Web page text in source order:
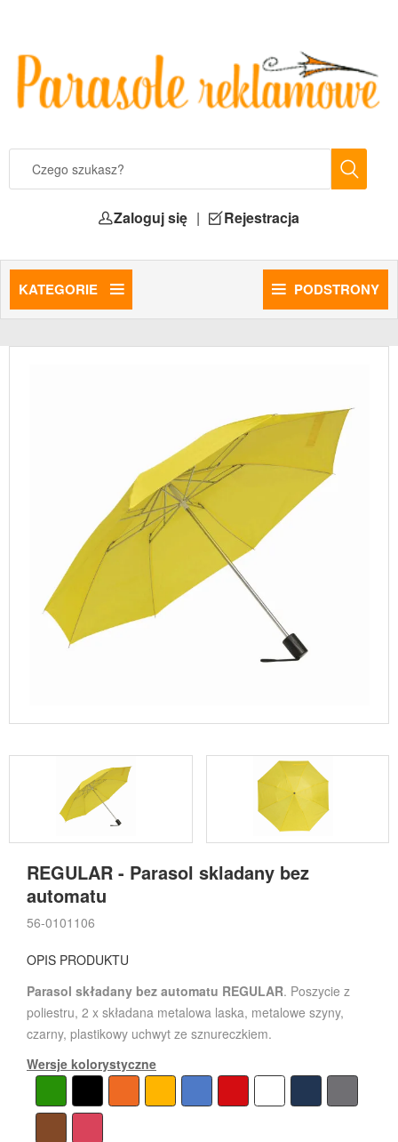
Zaloguj się | Rejestracja
KATEGORIE PODSTRONY
REGULAR - Parasol skladany bez
automatu
56-0101106
OPIS PRODUKTU
Parasol składany bez automatu REGULAR. Poszycie z
poliestru, 2 x składana metalowa laska, metalowe szyny,
czarny, plastikowy uchwyt ze sznureczkiem.
Wersje kolorystyczne